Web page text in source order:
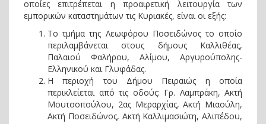
οποίες επιτρέπεται η προαιρετική λειτουργία των
εμπορικών καταστημάτων τις Κυριακές, είναι οι εξής:
Το τμήμα της Λεωφόρου Ποσειδώνος το οποίο
περιλαμβάνεται στους δήμους Καλλιθέας,
Παλαιού Φαλήρου, Αλίμου, Αργυρούπολης-
Ελληνικού και Γλυφάδας.
Η περιοχή του Δήμου Πειραιώς η οποία
περικλείεται από τις οδούς: Γρ. Λαμπράκη, Ακτή
Μουτσοπούλου, 2ας Μεραρχίας, Ακτή Μιαούλη,
Ακτή Ποσειδώνος, Ακτή Καλλιμασιώτη, Αλιπέδου,